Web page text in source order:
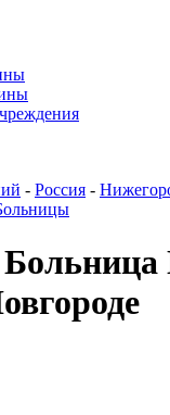
- Россия -